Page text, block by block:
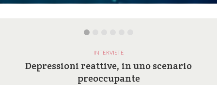
INTERVISTE
Depressioni reattive, in uno scenario
preoccupante